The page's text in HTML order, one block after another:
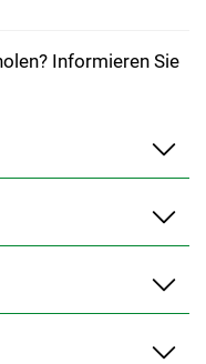
Informieren Sie